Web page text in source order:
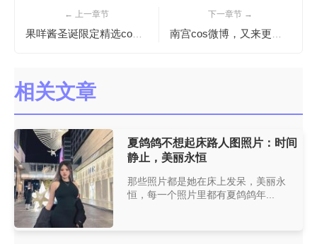
← 上一章节 下一章节 →
相关文章
夏鸽鸽不想起床路人图照片：时间
静止，美丽永恒
那些照片都是她在床上发呆，美丽永
恒，每一个照片里都有夏鸽鸽年...